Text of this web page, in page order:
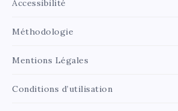
Accessibilité
Méthodologie
Mentions Légales
Conditions d’utilisation